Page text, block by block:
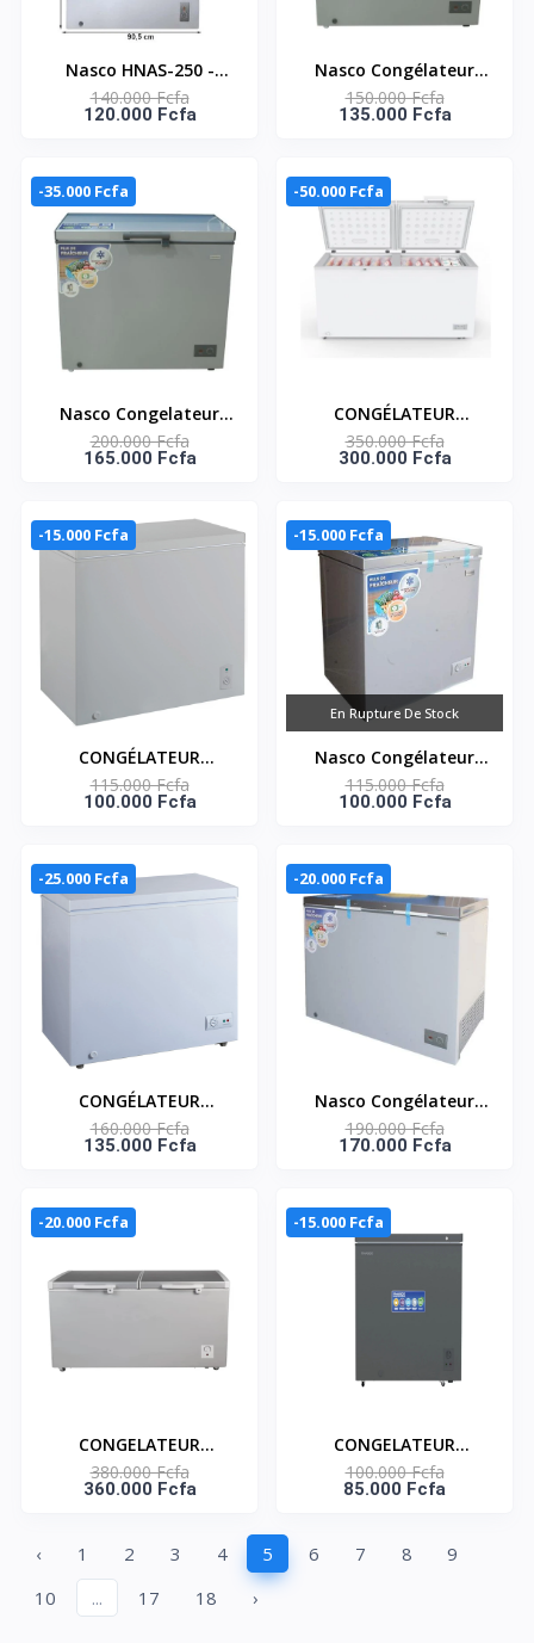
Nasco HNAS-250 -
CONGELATEUR
HORIZONTAL NASCO
140.000 Fcfa
120.000 Fcfa
Nasco Congélateur
Horizontal - HNAS-350
/ NAS-T350 - 203L -
150.000 Fcfa
135.000 Fcfa
-35.000 Fcfa
Nasco Congelateur
Horizontal - HNAS-400
/ NAS-T400 / MNAS
200.000 Fcfa
165.000 Fcfa
-50.000 Fcfa
CONGÉLATEUR
HORIZONTAL 508
LITRES – HNAS-725
350.000 Fcfa
300.000 Fcfa
-15.000 Fcfa
CONGÉLATEUR
HORIZONTAL 150
LITRES – KNAS-200
115.000 Fcfa
100.000 Fcfa
-15.000 Fcfa
En Rupture De Stock
Nasco Congélateur
horizontal KNAS-250 -
1 porte - Gris - 145
115.000 Fcfa
100.000 Fcfa
-25.000 Fcfa
CONGÉLATEUR
HORIZONTAL 195
LITRES NET– KNAS-350
160.000 Fcfa
135.000 Fcfa
-20.000 Fcfa
Nasco Congélateur
Horizontal KNAS-400 -
Gris - 290 Litres -
190.000 Fcfa
170.000 Fcfa
-20.000 Fcfa
CONGELATEUR
HORIZONTAL 719L -
DEUX PORTES -NAS-
380.000 Fcfa
360.000 Fcfa
-15.000 Fcfa
CONGELATEUR
HORIZONTAL 96L UNE
PORTE - NAS-150WA-
100.000 Fcfa
85.000 Fcfa
‹ 1 2 3 4 5 6 7 8
9
10
... 17 18 ›